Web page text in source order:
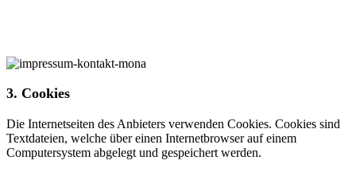
3. Cookies
Die Internetseiten des Anbieters verwenden Cookies. Cookies sind
Textdateien, welche über einen Internetbrowser auf einem
Computersystem abgelegt und gespeichert werden.